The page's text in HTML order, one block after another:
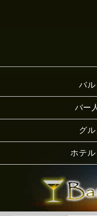
バル
バー
グ
ホテ